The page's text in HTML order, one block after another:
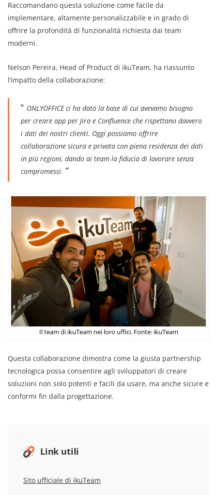
Raccomandano questa soluzione come facile da
implementare, altamente personalizzabile e in grado di
offrire la profondità di funzionalità richiesta dai team
moderni.
Nelson Pereira, Head of Product di ikuTeam, ha riassunto
l’impatto della collaborazione:
ONLYOFFICE ci ha dato la base di cui avevamo bisogno
per creare app per Jira e Confluence che rispettano davvero
i dati dei nostri clienti. Oggi possiamo offrire
collaborazione sicura e privata con piena residenza dei dati
in più regioni, dando ai team la fiducia di lavorare senza
compromessi.
Il team di ikuTeam nei loro uffici. Fonte: ikuTeam
Questa collaborazione dimostra come la giusta partnership
tecnologica possa consentire agli sviluppatori di creare
soluzioni non solo potenti e facili da usare, ma anche sicure e
conformi fin dalla progettazione.
Link utili
Sito ufficiale di ikuTeam